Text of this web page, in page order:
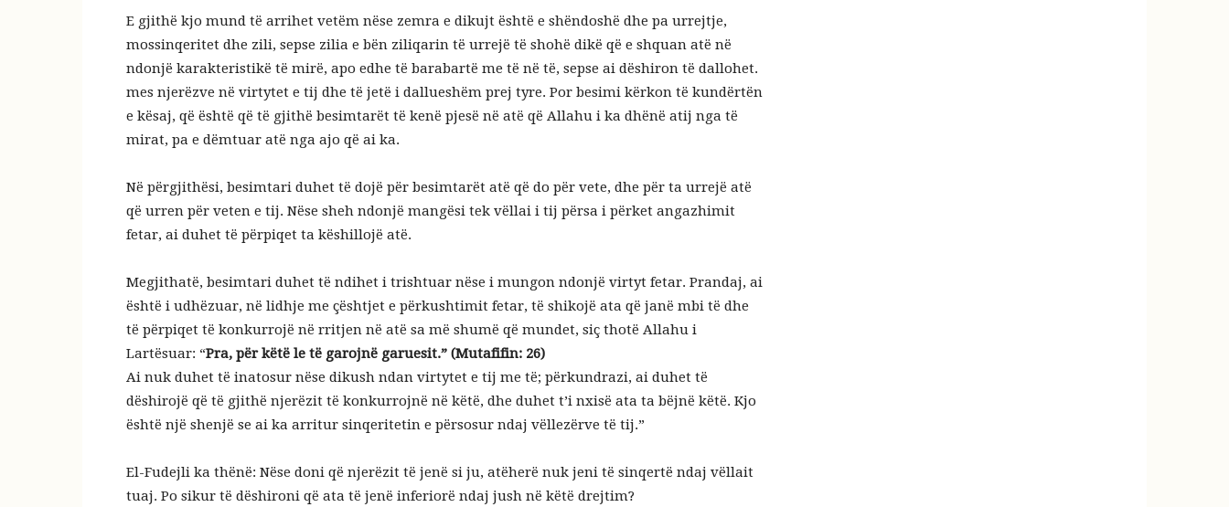
E gjithë kjo mund të arrihet vetëm nëse zemra e dikujt është e shëndoshë dhe pa urrejtje,
mossinqeritet dhe zili, sepse zilia e bën ziliqarin të urrejë të shohë dikë që e shquan atë në
ndonjë karakteristikë të mirë, apo edhe të barabartë me të në të, sepse ai dëshiron të dallohet.
mes njerëzve në virtytet e tij dhe të jetë i dallueshëm prej tyre. Por besimi kërkon të kundërtën
e kësaj, që është që të gjithë besimtarët të kenë pjesë në atë që Allahu i ka dhënë atij nga të
mirat, pa e dëmtuar atë nga ajo që ai ka.
Në përgjithësi, besimtari duhet të dojë për besimtarët atë që do për vete, dhe për ta urrejë atë
që urren për veten e tij. Nëse sheh ndonjë mangësi tek vëllai i tij përsa i përket angazhimit
fetar, ai duhet të përpiqet ta këshillojë atë.
Megjithatë, besimtari duhet të ndihet i trishtuar nëse i mungon ndonjë virtyt fetar. Prandaj, ai
është i udhëzuar, në lidhje me çështjet e përkushtimit fetar, të shikojë ata që janë mbi të dhe
të përpiqet të konkurrojë në rritjen në atë sa më shumë që mundet, siç thotë Allahu i
Lartësuar: “Pra, për këtë le të garojnë garuesit.” (Mutafifin: 26)
Ai nuk duhet të inatosur nëse dikush ndan virtytet e tij me të; përkundrazi, ai duhet të
dëshirojë që të gjithë njerëzit të konkurrojnë në këtë, dhe duhet t’i nxisë ata ta bëjnë këtë. Kjo
është një shenjë se ai ka arritur sinqeritetin e përsosur ndaj vëllezërve të tij.”
El-Fudejli ka thënë: Nëse doni që njerëzit të jenë si ju, atëherë nuk jeni të sinqertë ndaj vëllait
tuaj. Po sikur të dëshironi që ata të jenë inferiorë ndaj jush në këtë drejtim?